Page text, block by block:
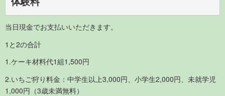
当日現金でお支払いいただきます。
1と2の合計
1.ケーキ材料代1組1,500円
2.いちご狩り料金：中学生以上3,000円、小学生2,000円、未就学児
1,000円（3歳未満無料）